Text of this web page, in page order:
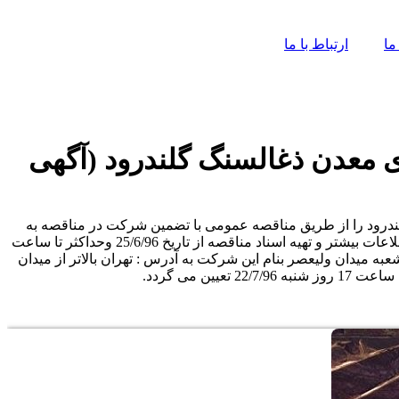
ارتباط با ما
معدن ذغالسنگ گلندرود (آگهی
را از طریق مناقصه عمومی با تضمین شرکت در مناقصه به
مبلغ 3.000.000.000 (سه میلیارد)ریال (واریز نقدی یا ضمانتنامه بانکی) اجرا نماید. بدینوسیله از علاقمندان دعوت بعمل می آید جهت کسب اطلاعات بیشتر و تهیه اسناد مناقصه از تاریخ 25/6/96 وحداکثر تا ساعت
نامه و اصل فیش واریزی به مبلغ سیصد هزار ریال بحساب شماره 0105799359005 نزد بانک ملی شعبه میدان ولیعصر بنام این شرکت به آدرس : تهران بالاتر از میدان